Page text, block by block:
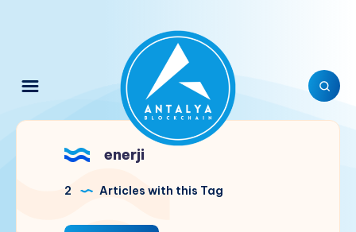
enerji
2 Articles with this Tag